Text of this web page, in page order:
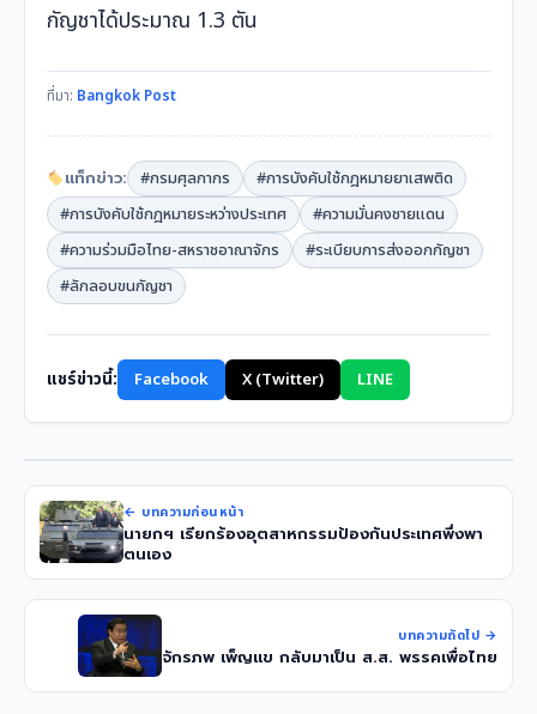
กัญชาได้ประมาณ 1.3 ตัน
ที่มา: Bangkok Post
แท็กข่าว: #กรมศุลกากร
#การบังคับใช้กฎหมายยาเสพติด
#การบังคับใช้กฎหมายระหว่างประเทศ
#ความมั่นคงชายแดน
#ความร่วมมือไทย-สหราชอาณาจักร
#ระเบียบการส่งออกกัญชา
#ลักลอบขนกัญชา
แชร์ข่าวนี้: Facebook X (Twitter) LINE
← บทความก่อนหน้า
นายกฯ เรียกร้องอุตสาหกรรมป้องกันประเทศพึ่งพา
ตนเอง
บทความถัดไป →
จักรภพ เพ็ญแข กลับมาเป็น ส.ส. พรรคเพื่อไทย